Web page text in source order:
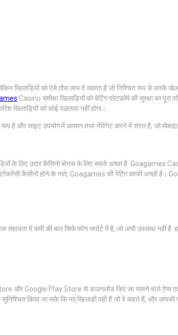
खिलाड़ियों को ऐसे ठोस लाभ दे सकता है जो निश्चित रूप से
Casino समीक्षा खिलाड़ियों को बेटिंग प्लेटफ़ॉर्म की सुरक्षा का
खिलाड़ियों को कोई पछतावा नहीं होगा।
और साइट उपयोग में आसान तथा नेविगेट करने में सरल है, जो मोबाइल
के लिए उदार कैसिनो बोनस के लिए सबसे अच्छा है. Goagames
कैसीनो होने के नाते, Goagames की रेटिंग काफी अच्छी
में कमी की बात सिर्फ फोन सपोर्ट में है, जो अभी उपलब्ध नहीं
और Google Play Store से डाउनलोड किए जा सकने वाले ऐप्स
किया जा सके कि नए खिलाड़ी वही हैं जो वे कहते हैं, और आपकी